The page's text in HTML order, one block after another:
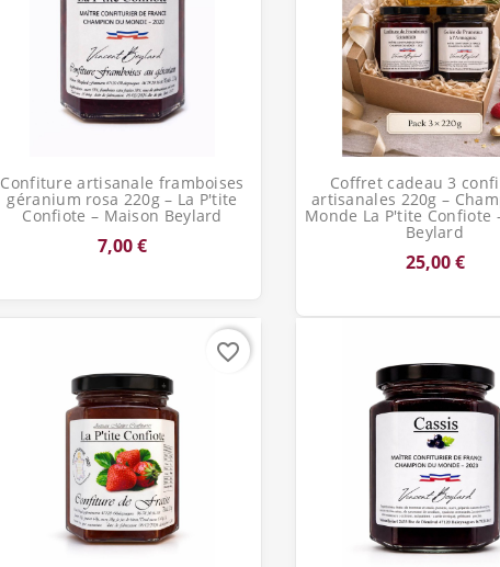
 Aperçu rapide
Confiture artisanale framboises
géranium rosa 220g – La P'tite
Confiote – Maison Beylard
7,00 €
 Aperçu
Coffret cadeau 3
artisanales 220g –
Monde La P'tite Confiote
Beylard
25,00 €
favorite_border